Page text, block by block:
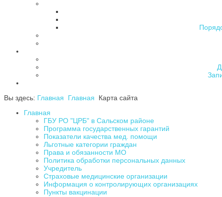
Вы здесь: Главная Главная
Карта сайта
Главная
ГБУ РО "ЦРБ" в Сальском районе
Программа государственных гарантий
Показатели качества мед. помощи
Льготные категории граждан
Права и обязанности МО
Политика обработки персональных данных
Учредитель
Страховые медицинские организации
Информация о контролирующих организациях
Пункты вакцинации